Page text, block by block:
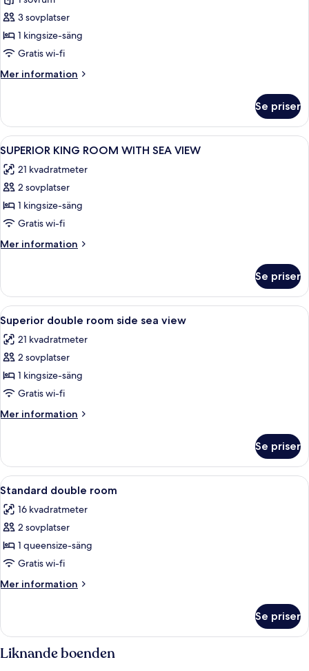
King
Room
with
View
3 sovplatser
1 kingsize-säng
Gratis wi-fi
Mer information
Mer
King
Room
with
View
Se priser
Öppna
alla
foton
för
SUPERIOR
KING
ROOM
WITH
VIEW
Minibar, värdeförvaringsskåp på
3
SUPERIOR KING ROOM WITH SEA VIEW
21 kvadratmeter
2 sovplatser
1 kingsize-säng
Gratis wi-fi
Mer information
Mer
KING
ROOM
WITH
SEA
VIEW
Se priser
Öppna
alla
foton
för
Superior
double
room
side
view
Minibar, värdeförvaringsskåp på
11
Superior double room side sea view
21 kvadratmeter
2 sovplatser
1 kingsize-säng
Gratis wi-fi
Mer information
Mer
double
room
side
view
Se priser
Öppna
alla
foton
för
Standard
double
room
Minibar, värdeförvaringsskåp på
5
Standard double room
16 kvadratmeter
2 sovplatser
1 queensize-säng
Gratis wi-fi
Mer information
Mer
double
room
Se priser
Liknande boenden